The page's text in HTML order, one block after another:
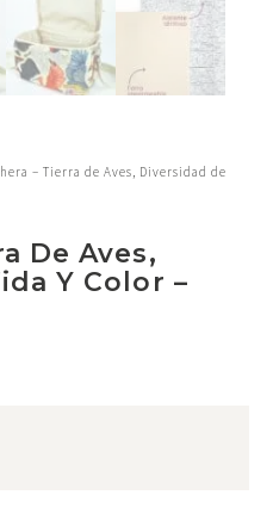
– Tierra de Aves, Diversidad de
De Aves,
Y Color –